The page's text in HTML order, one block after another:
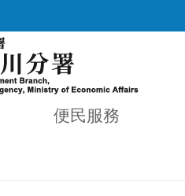
便民服務